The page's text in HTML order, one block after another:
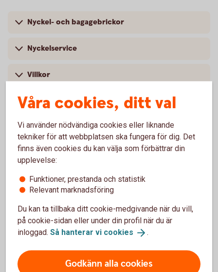
Nyckel- och bagagebrickor
Nyckelservice
Villkor
Försäkringar och tjänster
Kontakt Mastercard Guld
Frågor om försäkring? Tappat kortet? Ett nummer för
alla frågor gällande Mastercard Guld. Spärrservice
öppet dygnet runt och för övriga frågor vardagar
0771-28 80 00 – frågor eller spärr av kort,
Våra cookies, ditt val
Vi använder nödvändiga cookies eller liknande
tekniker för att webbplatsen ska fungera för dig. Det
finns även cookies du kan välja som förbättrar din
upplevelse:
Funktioner, prestanda och statistik
Relevant marknadsföring
Du kan ta tillbaka ditt cookie-medgivande när du vill,
på cookie-sidan eller under din profil när du är
inloggad. Så hanterar vi cookies .
Godkänn alla cookies